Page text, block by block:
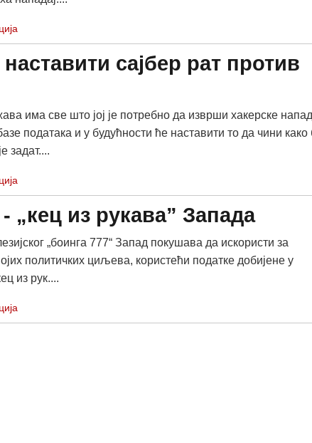
сајбер рат против
има све што јој је потребно да изврши хакерске
података и у будућности ће наставити то да чини како
задат....
из рукава” Запада
„боинга 777“ Запад покушава да искористи за
политичких циљева, користећи податке добијене у
из рук....